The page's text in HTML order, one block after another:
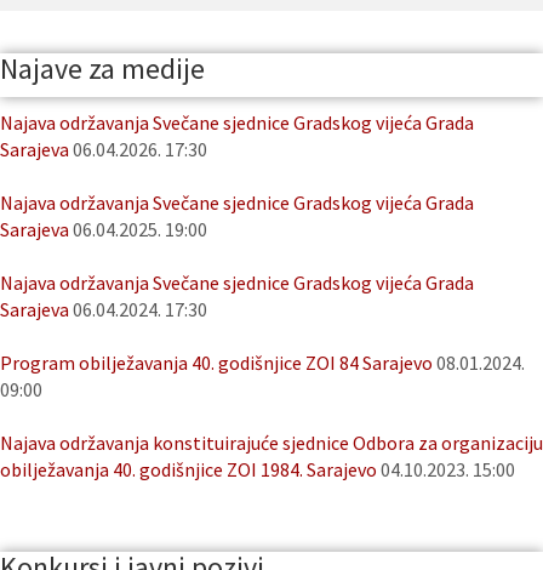
Najave za medije
Najava održavanja Svečane sjednice Gradskog vijeća Grada
Sarajeva 06.04.2026. 17:30
Najava održavanja Svečane sjednice Gradskog vijeća Grada
Sarajeva 06.04.2025. 19:00
Najava održavanja Svečane sjednice Gradskog vijeća Grada
Sarajeva 06.04.2024. 17:30
Program obilježavanja 40. godišnjice ZOI 84 Sarajevo 08.01.2024.
09:00
Najava održavanja konstituirajuće sjednice Odbora za organizaciju
obilježavanja 40. godišnjice ZOI 1984. Sarajevo 04.10.2023. 15:00